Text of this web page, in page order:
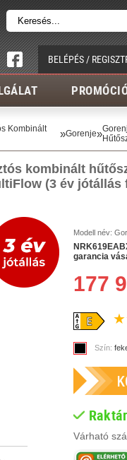
BELÉPÉS /
Kombinált
»Gorenje»
kombinált
(3év jótállás
Modell név:
garancia
177
★
Szín:
Várható